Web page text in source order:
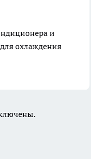
и
охлаждения